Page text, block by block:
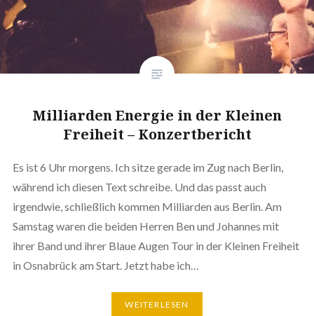
Milliarden Energie in der Kleinen
Freiheit – Konzertbericht
Es ist 6 Uhr morgens. Ich sitze gerade im Zug nach Berlin,
während ich diesen Text schreibe. Und das passt auch
irgendwie, schließlich kommen Milliarden aus Berlin. Am
Samstag waren die beiden Herren Ben und Johannes mit
ihrer Band und ihrer Blaue Augen Tour in der Kleinen Freiheit
in Osnabrück am Start. Jetzt habe ich…
WEITERLESEN